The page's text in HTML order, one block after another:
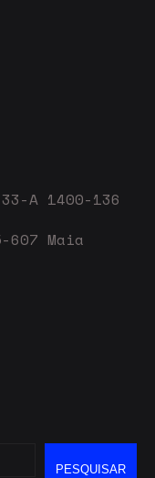
A 1400-136
Maia
PESQUISAR